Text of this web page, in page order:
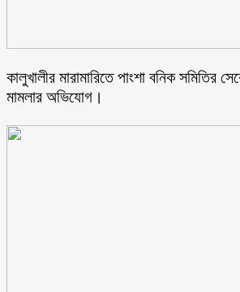
কালুখালীর মারামারিতে পাংশা বনিক সমিতির
মামলার অভিযোগ।